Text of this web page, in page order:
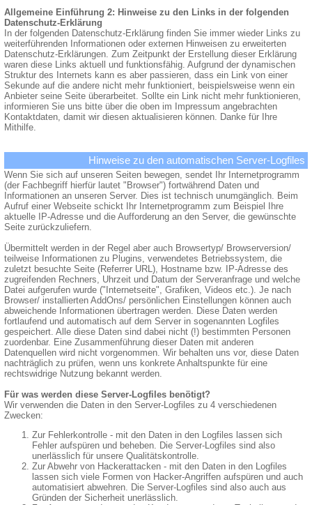
Allgemeine Einführung 2: Hinweise zu den Links in der folgenden
Datenschutz-Erklärung
In der folgenden Datenschutz-Erklärung finden Sie immer wieder Links zu
weiterführenden Informationen oder externen Hinweisen zu erweiterten
Datenschutz-Erklärungen. Zum Zeitpunkt der Erstellung dieser Erklärung
waren diese Links aktuell und funktionsfähig. Aufgrund der dynamischen
Struktur des Internets kann es aber passieren, dass ein Link von einer
Sekunde auf die andere nicht mehr funktioniert, beispielsweise wenn ein
Anbieter seine Seite überarbeitet. Sollte ein Link nicht mehr funktionieren,
informieren Sie uns bitte über die oben im Impressum angebrachten
Kontaktdaten, damit wir diesen aktualisieren können. Danke für Ihre
Mithilfe.
Hinweise zu den automatischen Server-Logfiles
Wenn Sie sich auf unseren Seiten bewegen, sendet Ihr Internetprogramm
(der Fachbegriff hierfür lautet "Browser") fortwährend Daten und
Informationen an unseren Server. Dies ist technisch unumgänglich. Beim
Aufruf einer Webseite schickt Ihr Internetprogramm zum Beispiel Ihre
aktuelle IP-Adresse und die Aufforderung an den Server, die gewünschte
Seite zurückzuliefern.
Übermittelt werden in der Regel aber auch Browsertyp/ Browserversion/
teilweise Informationen zu Plugins, verwendetes Betriebssystem, die
zuletzt besuchte Seite (Referrer URL), Hostname bzw. IP-Adresse des
zugreifenden Rechners, Uhrzeit und Datum der Serveranfrage und welche
Datei aufgerufen wurde ("Internetseite", Grafiken, Videos etc.). Je nach
Browser/ installierten AddOns/ persönlichen Einstellungen können auch
abweichende Informationen übertragen werden. Diese Daten werden
fortlaufend und automatisch auf dem Server in sogenannten Logfiles
gespeichert. Alle diese Daten sind dabei nicht (!) bestimmten Personen
zuordenbar. Eine Zusammenführung dieser Daten mit anderen
Datenquellen wird nicht vorgenommen. Wir behalten uns vor, diese Daten
nachträglich zu prüfen, wenn uns konkrete Anhaltspunkte für eine
rechtswidrige Nutzung bekannt werden.
Für was werden diese Server-Logfiles benötigt?
Wir verwenden die Daten in den Server-Logfiles zu 4 verschiedenen
Zwecken:
Zur Fehlerkontrolle - mit den Daten in den Logfiles lassen sich
Fehler aufspüren und beheben. Die Server-Logfiles sind also
unerlässlich für unsere Qualitätskontrolle.
Zur Abwehr von Hackerattacken - mit den Daten in den Logfiles
lassen sich viele Formen von Hacker-Angriffen aufspüren und auch
automatisiert abwehren. Die Server-Logfiles sind also auch aus
Gründen der Sicherheit unerlässlich.